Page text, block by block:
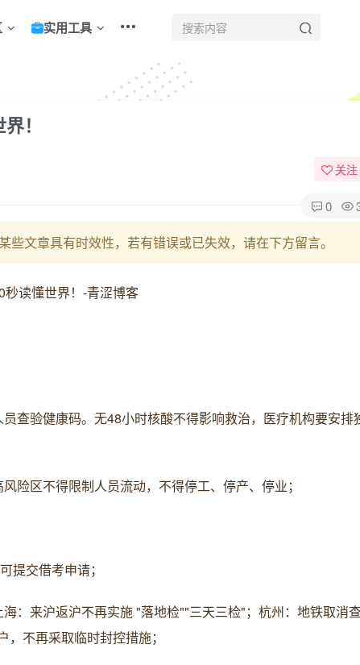
实用工具
！
关注
0
些文章具有时效性，若有错误或已失效，请在下方留言。
查验健康码。无48小时核酸不得影响救治，医疗机构要安排
险区不得限制人员流动，不得停工、停产、停业；
提交借考申请；
：来沪返沪不再实施 "落地检""三天三检"；杭州：地铁取消
不再采取临时封控措施；